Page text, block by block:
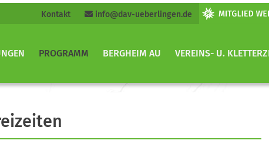
Kontakt info@dav-ueberlingen.de
PROGRAMM BERGHEIM AU VEREINS- U.